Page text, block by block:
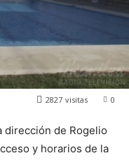
0
2827 visitas
dirección de Rogelio
y horarios de la